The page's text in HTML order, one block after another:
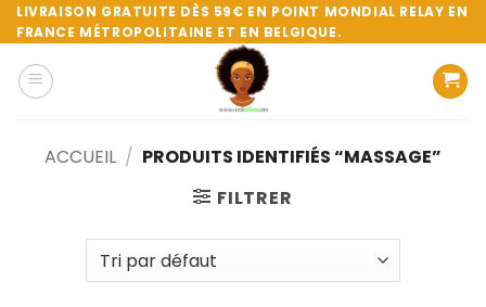
Passer
au
contenu
LIVRAISON GRATUITE DÈS 59€ EN POINT MONDIAL RELAY EN
FRANCE MÉTROPOLITAINE ET EN BELGIQUE.
ACCUEIL / PRODUITS IDENTIFIÉS “MASSAGE”
FILTRER